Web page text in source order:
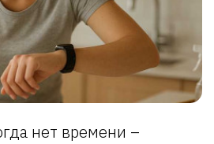
нет времени –